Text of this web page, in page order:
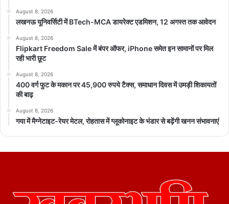
August 8, 2026
लखनऊ यूनिवर्सिटी में BTech-MCA डायरेक्ट एडमिशन, 12 अगस्त तक आवेदन
August 8, 2026
Flipkart Freedom Sale में बंपर ऑफर, iPhone समेत इन सामानों पर मिल
रही भारी छूट
August 8, 2026
400 वर्ग फुट के मकान पर 45,900 रुपये टैक्स, समाधान दिवस में उमड़ी शिकायतों
की बाढ़
August 8, 2026
गया में मैग्नेटाइट-रेयर मेटल, रोहतास में ग्लूकोनाइट के भंडार से बढ़ेंगी खनन संभावनाएं